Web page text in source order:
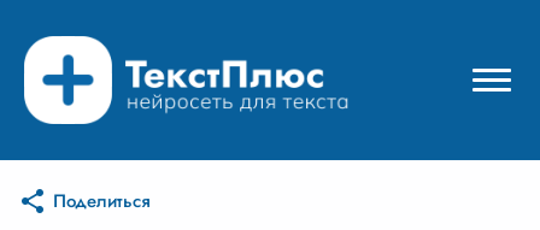
Режимы нейросети
Поделиться